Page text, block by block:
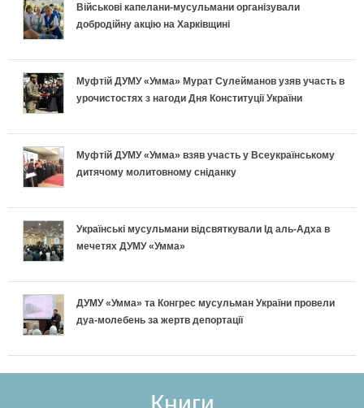
Військові капелани-мусульмани організували
добродійну акцію на Харківщині
Муфтій ДУМУ «Умма» Мурат Сулейманов узяв участь в
урочистостях з нагоди Дня Конституції України
Муфтій ДУМУ «Умма» взяв участь у Всеукраїнському
дитячому молитовному сніданку
Українські мусульмани відсвяткували Ід аль-Адха в
мечетях ДУМУ «Умма»
ДУМУ «Умма» та Конгрес мусульман України провели
дуа-молебень за жертв депортації